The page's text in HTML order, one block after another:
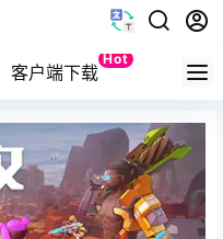
客户端下载
Hot
Quest